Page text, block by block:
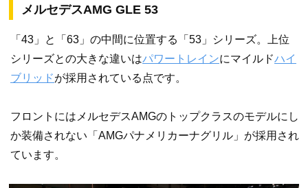
メルセデスAMG GLE 53
「43」と「63」の中間に位置する「53」シリーズ。上位
シリーズとの大きな違いはパワートレインにマイルドハイ
ブリッドが採用されている点です。
フロントにはメルセデスAMGのトップクラスのモデルにし
か装備されない「AMGパナメリカーナグリル」が採用され
ています。